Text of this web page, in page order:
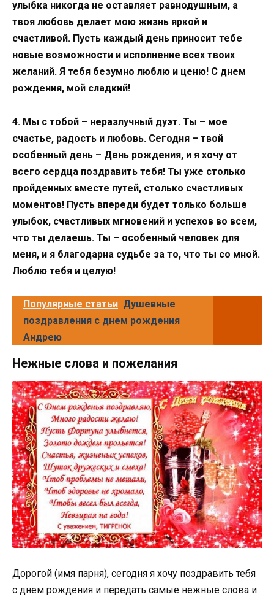
улыбка никогда не оставляет равнодушным, а
твоя любовь делает мою жизнь яркой и
счастливой. Пусть каждый день приносит тебе
новые возможности и исполнение всех твоих
желаний. Я тебя безумно люблю и ценю! С днем
рождения, мой сладкий!
4. Мы с тобой – неразлучный дуэт. Ты – мое
счастье, радость и любовь. Сегодня – твой
особенный день – День рождения, и я хочу от
всего сердца поздравить тебя! Ты уже столько
пройденных вместе путей, столько счастливых
моментов! Пусть впереди будет только больше
улыбок, счастливых мгновений и успехов во всем,
что ты делаешь. Ты – особенный человек для
меня, и я благодарна судьбе за то, что ты со мной.
Люблю тебя и целую!
Популярные статьи Душевные
поздравления с днем рождения
Андрею
Нежные слова и пожелания
Дорогой (имя парня), сегодня я хочу поздравить тебя
с днем рождения и передать самые нежные слова и